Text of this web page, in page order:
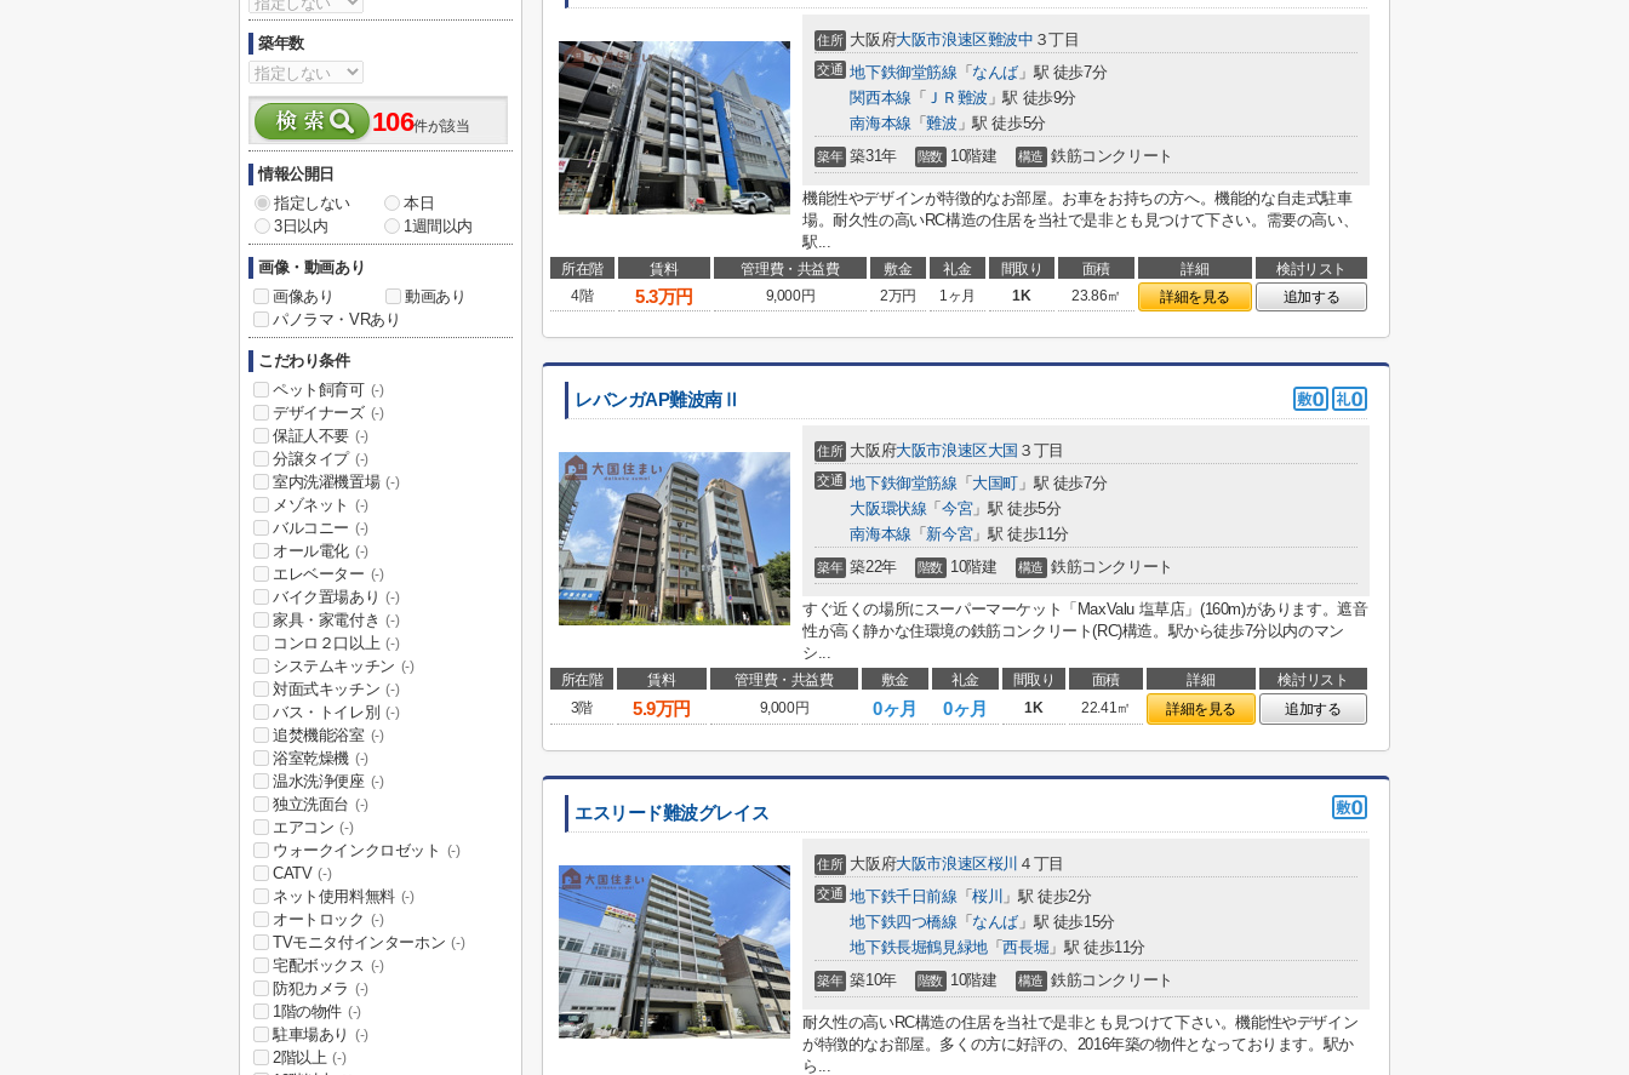
住所 大阪府大阪市浪速区難波中 ３丁目
交通 地下鉄御堂筋線 「 なんば 」駅 徒歩7分
関西本線 「 ＪＲ難波 」駅 徒歩9分
南海本線 「難波 」駅 徒歩5分
築年 築31年 階数 10階建 構造 鉄筋コンクリート
機能性やデザインが特徴的なお部屋。お車をお持ちの方へ。機能的な自走式駐車
場。耐久性の高いRC構造の住居を当社で是非とも見つけて下さい。需要の高い、
駅...
所在階 賃料 管理費・共益費 敷金 礼金 間取り 面積 詳細
検討リスト
4階
5.3万円 9,000円 2万円 1ヶ月 1K 23.86㎡ 詳細を見る 追加する
レバンガAP難波南Ⅱ
住所 大阪府大阪市浪速区大国 ３丁目
交通 地下鉄御堂筋線 「 大国町 」駅 徒歩7分
大阪環状線 「 今宮」駅 徒歩5分
南海本線 「 新今宮」駅 徒歩11分
築年 築22年 階数 10階建 構造 鉄筋コンクリート
すぐ近くの場所にスーパーマーケット「MaxValu 塩草店」(160m)があります。遮音
性が高く静かな住環境の鉄筋コンクリート(RC)構造。駅から徒歩7分以内のマン
シ...
所在階 賃料 管理費・共益費 敷金 礼金 間取り 面積 詳細
検討リスト
3階
5.9万円 9,000円 0ヶ月 0ヶ月 1K 22.41㎡ 詳細を見る 追加する
エスリード難波グレイス
住所 大阪府大阪市浪速区桜川 ４丁目
交通 地下鉄千日前線 「桜川 」駅 徒歩2分
地下鉄四つ橋線 「 なんば 」駅 徒歩15分
地下鉄長堀鶴見緑地「西長堀 」駅 徒歩11分
築年 築10年 階数 10階建 構造 鉄筋コンクリート
耐久性の高いRC構造の住居を当社で是非とも見つけて下さい。機能性やデザイン
が特徴的なお部屋。多くの方に好評の、2016年築の物件となっております。駅か
ら...
築年数
106件が該当
情報公開日
指定しない
本日
3日以内
1週間以内
画像・動画あり
画像あり
動画あり
パノラマ・VRあり
こだわり条件
ペット飼育可 (-)
デザイナーズ (-)
保証人不要 (-)
分譲タイプ (-)
室内洗濯機置場 (-)
メゾネット (-)
バルコニー (-)
オール電化 (-)
エレベーター (-)
バイク置場あり (-)
家具・家電付き (-)
コンロ２口以上 (-)
システムキッチン (-)
対面式キッチン (-)
バス・トイレ別 (-)
追焚機能浴室 (-)
浴室乾燥機 (-)
温水洗浄便座 (-)
独立洗面台 (-)
エアコン (-)
ウォークインクロゼット (-)
CATV (-)
ネット使用料無料 (-)
オートロック (-)
TVモニタ付インターホン (-)
宅配ボックス (-)
防犯カメラ (-)
1階の物件 (-)
駐車場あり (-)
2階以上 (-)